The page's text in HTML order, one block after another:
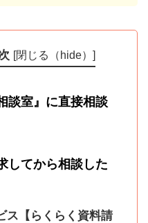
[閉じる（hide） ]
談室』に直接相談
してから相談した
ス【らくらく資料請